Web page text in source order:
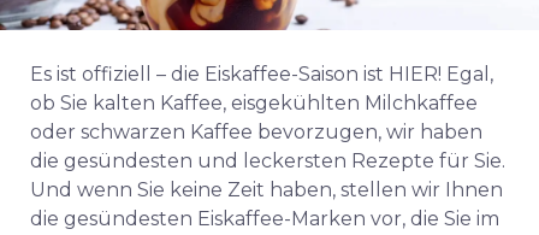
Es ist offiziell – die Eiskaffee-Saison ist HIER! Egal,
ob Sie kalten Kaffee, eisgekühlten Milchkaffee
oder schwarzen Kaffee bevorzugen, wir haben
die gesündesten und leckersten Rezepte für Sie.
Und wenn Sie keine Zeit haben, stellen wir Ihnen
die gesündesten Eiskaffee-Marken vor, die Sie im